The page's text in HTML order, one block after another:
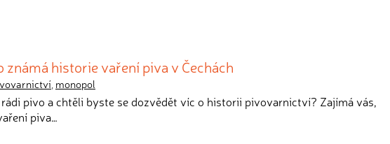
známá historie vaření piva v Čechách
, monopol
rádi pivo a chtěli byste se dozvědět víc o historii pivovarnictví? Zajímá vás,
piva…